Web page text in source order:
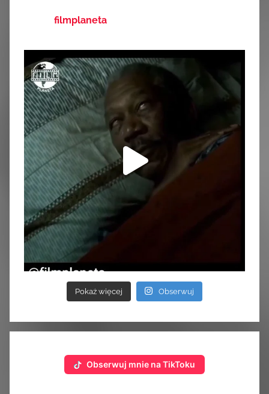
filmplaneta
Pokaż więcej Obserwuj
Obserwuj mnie na TikToku